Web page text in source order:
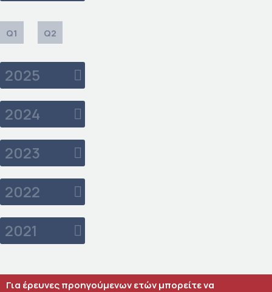
Q1 Q2
2025
2024
2023
2022
2021
Για έρευνες προηγούμενων ετών μπορείτε να